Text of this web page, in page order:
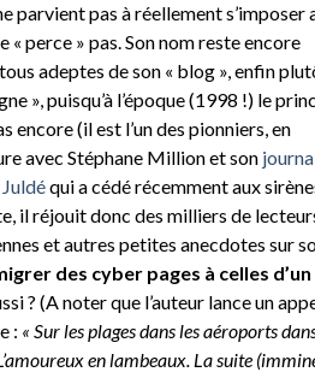
parvient pas à réellement s’imposer
« perce » pas. Son nom reste encore
adeptes de son « blog », enfin
», puisqu’à l’époque (1998 !) le
encore (il est l’un des pionniers, en
avec Stéphane Million et son
qui a cédé récemment aux
il réjouit donc des milliers de
et autres petites anecdotes sur
des cyber pages à celles d’un
? (A noter que l’auteur lance un
: « Sur les plages dans les aéroports
en lambeaux. La suite